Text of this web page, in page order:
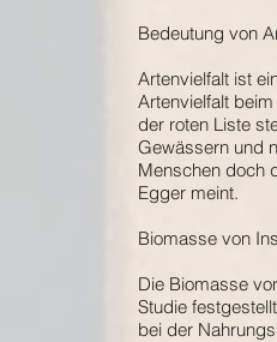
Bedeutung von
Artenvielfalt ist
Artenvielfalt
der roten Liste
Gewässern und
Menschen doch
Egger meint.
Biomasse von
Die Biomasse
Studie
bei der